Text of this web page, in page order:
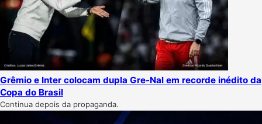
Grêmio e Inter colocam dupla Gre-Nal em recorde inédito da
Copa do Brasil
Continua depois da propaganda.